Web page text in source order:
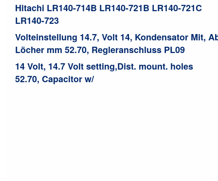
Hitachi LR140-714B LR140-721B LR140-721C
LR140-723
Volteinstellung 14.7, Volt 14, Kondensator Mit,
Löcher mm 52.70, Regleranschluss PL09
14 Volt, 14.7 Volt setting,Dist. mount. holes
52.70, Capacitor w/